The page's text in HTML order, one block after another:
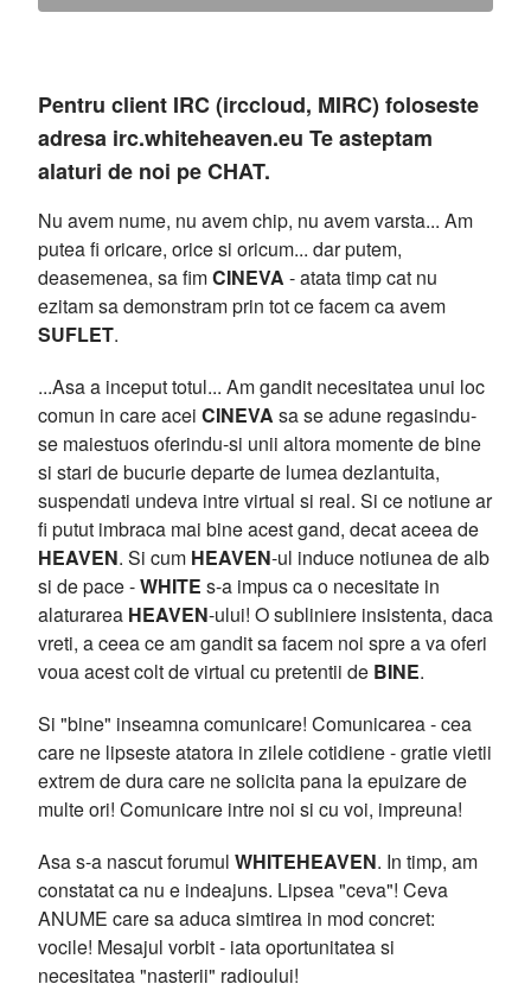
Pentru client IRC (irccloud, MIRC) foloseste
adresa irc.whiteheaven.eu Te asteptam
alaturi de noi pe CHAT.
Nu avem nume, nu avem chip, nu avem varsta... Am
putea fi oricare, orice si oricum... dar putem,
deasemenea, sa fimCINEVA - atata timp cat nu
ezitam sa demonstram prin tot ce facem ca avem
SUFLET.
...Asa a inceput totul... Am gandit necesitatea unui loc
comun in care acei CINEVA sa se adune regasindu-
se maiestuos oferindu-si unii altora momente de bine
si stari de bucurie departe de lumea dezlantuita,
suspendati undeva intre virtual si real. Si ce notiune ar
fi putut imbraca mai bine acest gand, decat aceea de
HEAVEN. Si cum HEAVEN-ul induce notiunea de alb
si de pace -WHITE s-a impus ca o necesitate in
alaturarea HEAVEN-ului! O subliniere insistenta, daca
vreti, a ceea ce am gandit sa facem noi spre a va oferi
voua acest colt de virtual cu pretentii de BINE.
Si "bine" inseamna comunicare! Comunicarea - cea
care ne lipseste atatora in zilele cotidiene - gratie vietii
extrem de dura care ne solicita pana la epuizare de
multe ori! Comunicare intre noi si cu voi, impreuna!
Asa s-a nascut forumul WHITEHEAVEN. In timp, am
constatat ca nu e indeajuns. Lipsea "ceva"! Ceva
ANUME care sa aduca simtirea in mod concret:
vocile! Mesajul vorbit - iata oportunitatea si
necesitatea "nasterii" radioului!